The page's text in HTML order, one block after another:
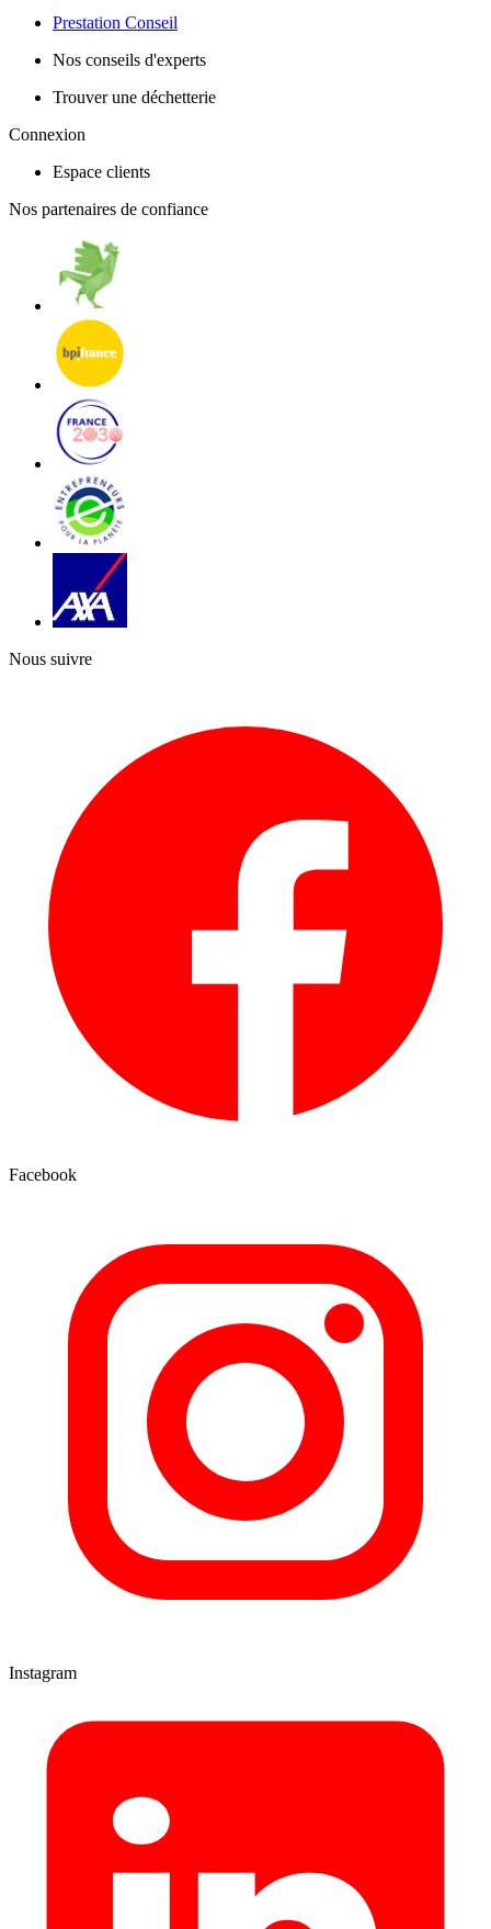
Prestation Conseil
Nos conseils d'experts
Trouver une déchetterie
Connexion
Espace clients
Nos partenaires de confiance
Nous suivre
Facebook
Instagram